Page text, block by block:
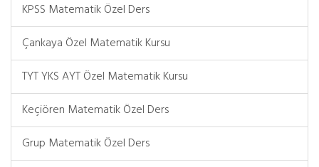
KPSS Matematik Özel Ders
Çankaya Özel Matematik Kursu
TYT YKS AYT Özel Matematik Kursu
Keçiören Matematik Özel Ders
Grup Matematik Özel Ders